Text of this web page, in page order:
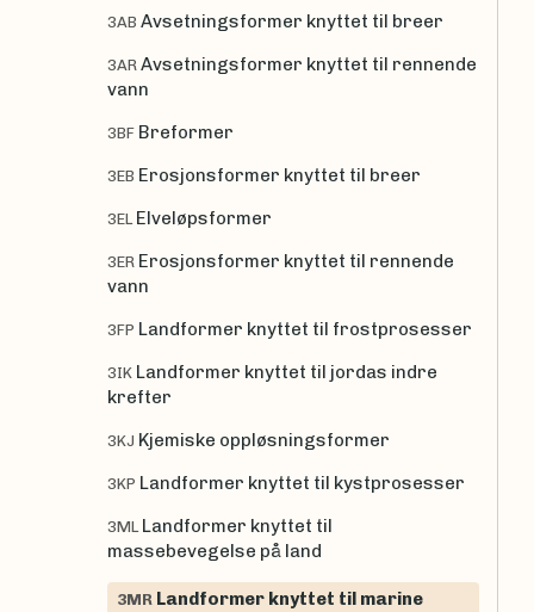
3AB Avsetningsformer knyttet til breer
3AR Avsetningsformer knyttet til rennende
vann
3BF Breformer
3EB Erosjonsformer knyttet til breer
3EL Elveløpsformer
3ER Erosjonsformer knyttet til rennende
vann
3FP Landformer knyttet til frostprosesser
3IK Landformer knyttet til jordas indre
krefter
3KJ Kjemiske oppløsningsformer
3KP Landformer knyttet til kystprosesser
3ML Landformer knyttet til
massebevegelse på land
3MR Landformer knyttet til marine